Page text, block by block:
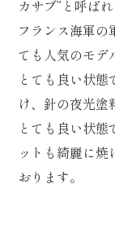
カサブ”と呼ば
フランス海軍の
ても人気のモ
とても良い状
け、針の夜光塗
とても良い状
ットも綺麗に
おります。